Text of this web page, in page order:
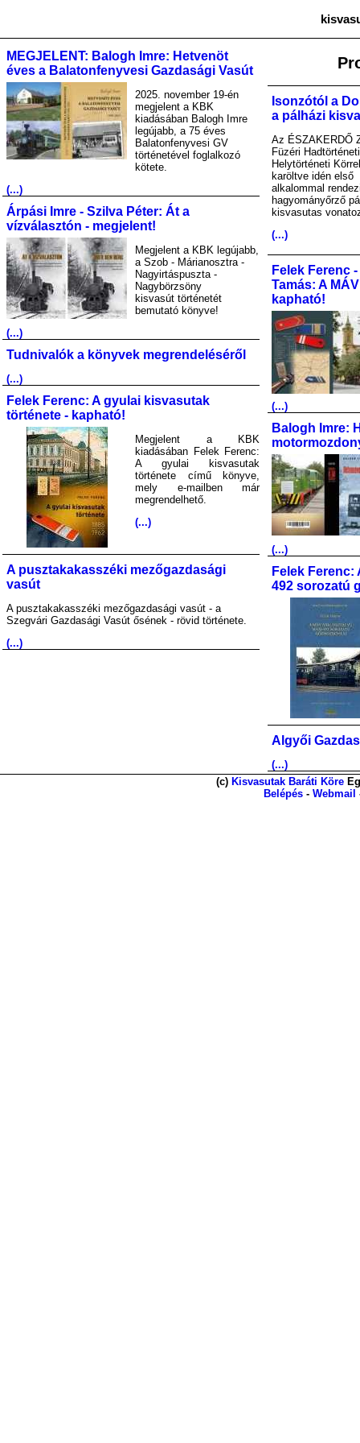
MEGJELENT: Balogh Imre: Hetvenöt
éves a Balatonfenyvesi Gazdasági Vasút
2025. november 19-én
megjelent a KBK
kiadásában Balogh Imre
legújabb, a 75 éves
Balatonfenyvesi GV
történetével foglalkozó
kötete.
(...)
Árpási Imre - Szilva Péter: Át a
vízválasztón - megjelent!
Megjelent a KBK legújabb,
a Szob - Márianosztra -
Nagyirtáspuszta -
Nagybörzsöny
kisvasút történetét
bemutató könyve!
(...)
Tudnivalók a könyvek megrendeléséről
(...)
Felek Ferenc: A gyulai kisvasutak
története - kapható!
Megjelent a KBK
kiadásában Felek Ferenc:
A gyulai kisvasutak
története című könyve,
mely e-mailben már
megrendelhető.
(...)
A pusztakakasszéki mezőgazdasági
vasút
A pusztakakasszéki mezőgazdasági vasút - a
Szegvári Gazdasági Vasút ősének - rövid története.
(...)
Isonzótól a
a pálházi
Az ÉSZAKERDŐ
Füzéri
Helytörténeti Körrel
karöltve idén első
alkalommal
hagyományőrző
kisvasutas
(...)
Felek Ferenc
Tamás: A
kapható!
(...)
Balogh Imre:
(...)
Felek Ferenc:
492 sorozatú
Algyői
(...)
(c) Kisvasutak Baráti Köre
Belépés - Webmail